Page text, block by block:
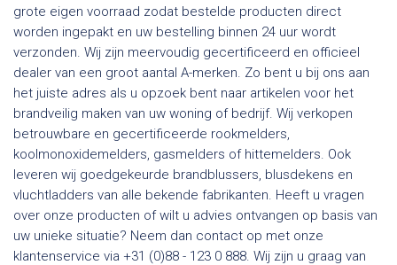
grote eigen voorraad zodat bestelde producten direct
worden ingepakt en uw bestelling binnen 24 uur wordt
verzonden. Wij zijn meervoudig gecertificeerd en officieel
dealer van een groot aantal A-merken. Zo bent u bij ons aan
het juiste adres als u opzoek bent naar artikelen voor het
brandveilig maken van uw woning of bedrijf. Wij verkopen
betrouwbare en gecertificeerde rookmelders,
koolmonoxidemelders, gasmelders of hittemelders. Ook
leveren wij goedgekeurde brandblussers, blusdekens en
vluchtladders van alle bekende fabrikanten. Heeft u vragen
over onze producten of wilt u advies ontvangen op basis van
uw unieke situatie? Neem dan contact op met onze
klantenservice via +31 (0)88 - 123 0 888. Wij zijn u graag van